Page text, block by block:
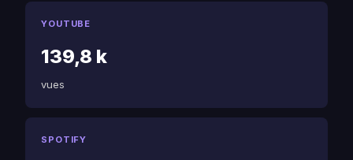
YOUTUBE
139,8 k
vues
SPOTIFY